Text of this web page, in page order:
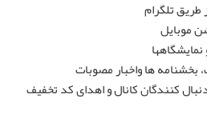
کنندگان کانال و اهدای کد تخفیف